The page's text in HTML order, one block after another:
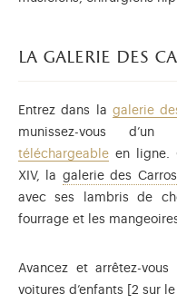
la galerie des
Entrez dans la galerie
munissez-vous
téléchargeable en ligne.
XIV, la galerie des
avec ses lambris de
fourrage et les
Avancez et arrêtez-
voitures d’enfants [2 sur